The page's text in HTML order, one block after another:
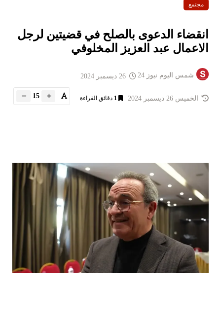
مجتمع
انقضاء الدعوى بالصلح في قضيتين لرجل
الاعمال عبد العزيز المخلوفي
شمس اليوم نيوز 24
الخميس 26 ديسمبر 2024 1 دقائق القراءة 15